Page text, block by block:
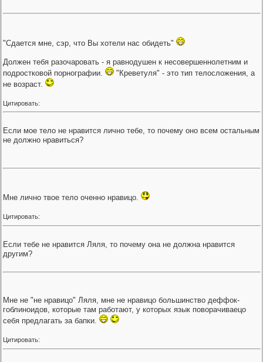
"Сдается мне, сэр, что Вы хотели нас обидеть"
Должен тебя разочаровать - я равнодушен к несовершеннолетним и
подростковой порнографии.
"Креветуля" - это тип телосложения, а
не возраст.
Цитировать:
Если мое тело не нравится лично тебе, то почему оно всем остальным
не должно нравиться?
Мне лично твое тело оченно нравицо.
Цитировать:
Если тебе не нравится Ляля, то почему она не должна нравится
другим?
Мне не "не нравицо" Ляля, мне не нравицо большинство деффок-
гоблиноидов, которые там работают, у которых язык поворачиваецо
себя предлагать за бапки.
Цитировать: